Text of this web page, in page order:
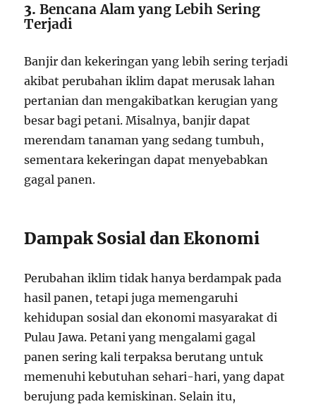
3.Bencana Alam yang Lebih Sering
Terjadi
Banjir dan kekeringan yang lebih sering terjadi
akibat perubahan iklim dapat merusak lahan
pertanian dan mengakibatkan kerugian yang
besar bagi petani. Misalnya, banjir dapat
merendam tanaman yang sedang tumbuh,
sementara kekeringan dapat menyebabkan
gagal panen.
Dampak Sosial dan Ekonomi
Perubahan iklim tidak hanya berdampak pada
hasil panen, tetapi juga memengaruhi
kehidupan sosial dan ekonomi masyarakat di
Pulau Jawa. Petani yang mengalami gagal
panen sering kali terpaksa berutang untuk
memenuhi kebutuhan sehari-hari, yang dapat
berujung pada kemiskinan. Selain itu,